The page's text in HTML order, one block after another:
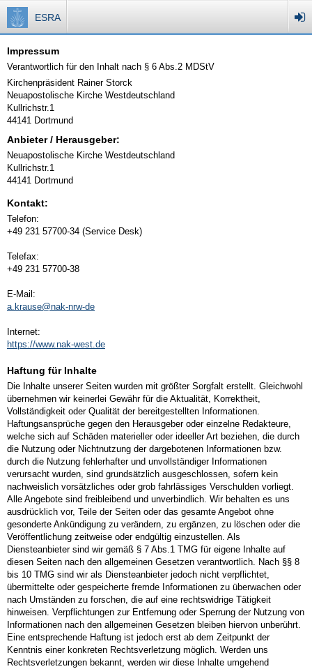
ESRA
Impressum
Verantwortlich für den Inhalt nach § 6 Abs.2 MDStV
Kirchenpräsident Rainer Storck
Neuapostolische Kirche Westdeutschland
Kullrichstr.1
44141 Dortmund
Anbieter / Herausgeber:
Neuapostolische Kirche Westdeutschland
Kullrichstr.1
44141 Dortmund
Kontakt:
Telefon:
+49 231 57700-34 (Service Desk)
Telefax:
+49 231 57700-38
E-Mail:
a.krause@nak-nrw-de
Internet:
https://www.nak-west.de
Haftung für Inhalte
Die Inhalte unserer Seiten wurden mit größter Sorgfalt erstellt. Gleichwohl
übernehmen wir keinerlei Gewähr für die Aktualität, Korrektheit,
Vollständigkeit oder Qualität der bereitgestellten Informationen.
Haftungsansprüche gegen den Herausgeber oder einzelne Redakteure,
welche sich auf Schäden materieller oder ideeller Art beziehen, die durch
die Nutzung oder Nichtnutzung der dargebotenen Informationen bzw.
durch die Nutzung fehlerhafter und unvollständiger Informationen
verursacht wurden, sind grundsätzlich ausgeschlossen, sofern kein
nachweislich vorsätzliches oder grob fahrlässiges Verschulden vorliegt.
Alle Angebote sind freibleibend und unverbindlich. Wir behalten es uns
ausdrücklich vor, Teile der Seiten oder das gesamte Angebot ohne
gesonderte Ankündigung zu verändern, zu ergänzen, zu löschen oder die
Veröffentlichung zeitweise oder endgültig einzustellen. Als
Diensteanbieter sind wir gemäß § 7 Abs.1 TMG für eigene Inhalte auf
diesen Seiten nach den allgemeinen Gesetzen verantwortlich. Nach §§ 8
bis 10 TMG sind wir als Diensteanbieter jedoch nicht verpflichtet,
übermittelte oder gespeicherte fremde Informationen zu überwachen oder
nach Umständen zu forschen, die auf eine rechtswidrige Tätigkeit
hinweisen. Verpflichtungen zur Entfernung oder Sperrung der Nutzung von
Informationen nach den allgemeinen Gesetzen bleiben hiervon unberührt.
Eine entsprechende Haftung ist jedoch erst ab dem Zeitpunkt der
Kenntnis einer konkreten Rechtsverletzung möglich. Werden uns
Rechtsverletzungen bekannt, werden wir diese Inhalte umgehend